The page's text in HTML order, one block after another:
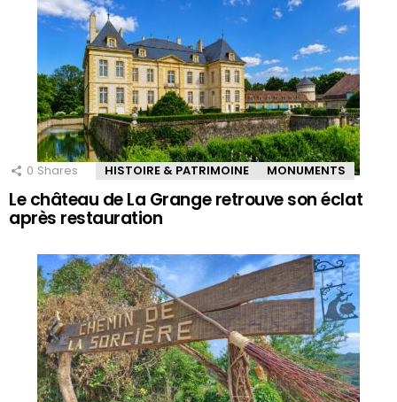
0 Shares HISTOIRE & PATRIMOINE MONUMENTS
Le château de La Grange retrouve son éclat
après restauration